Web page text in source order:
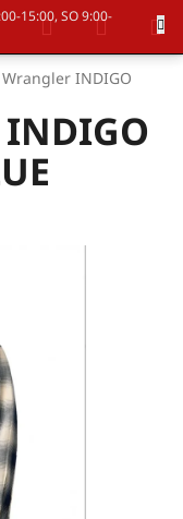
15:00, SO 9:00-
Hledat
KOŠÍK
INDIGO